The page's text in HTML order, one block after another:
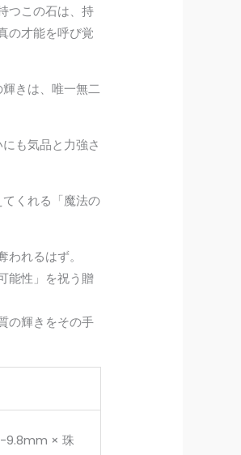
つこの石は、持
の才能を呼び覚
きは、唯一無二
も気品と力強さ
くれる「魔法の
れるはず。
能性」を祝う贈
の輝きをその手
9.8mm × 珠